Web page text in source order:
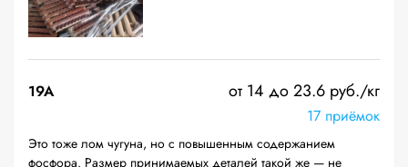
19A от 14 до 23.6 руб./кг
17 приёмок
Это тоже лом чугуна, но с повышенным содержанием
фосфора. Размер принимаемых деталей такой же — не